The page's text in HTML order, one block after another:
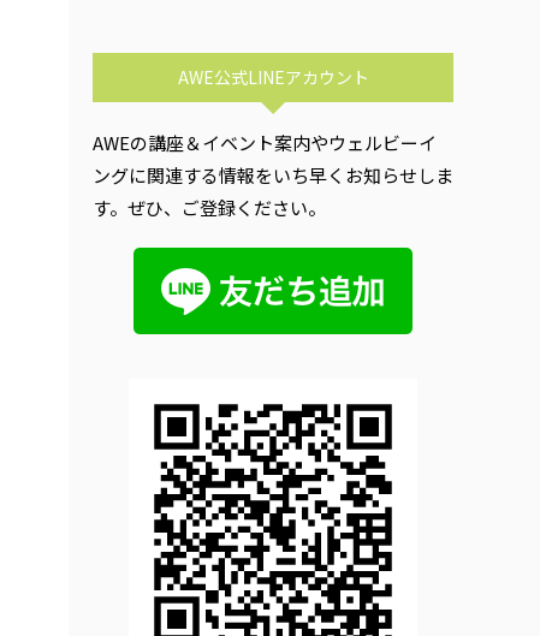
AWE公式LINEアカウント
AWEの講座＆イベント案内やウェルビーイ
ングに関連する情報をいち早くお知らせしま
す。ぜひ、ご登録ください。